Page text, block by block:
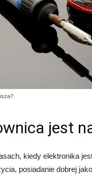
jest
kiedy elektronika
posiadanie dobrej